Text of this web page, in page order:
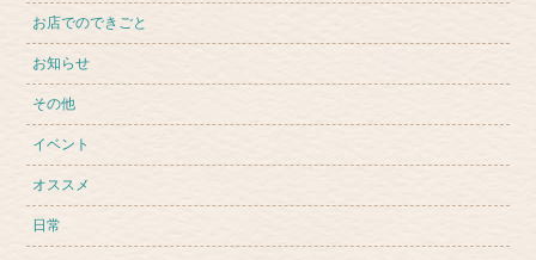
お店でのできごと
お知らせ
その他
イベント
オススメ
日常